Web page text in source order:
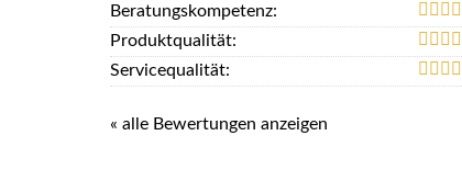
Beratungskompetenz:
Produktqualität:
Servicequalität:
« alle Bewertungen anzeigen